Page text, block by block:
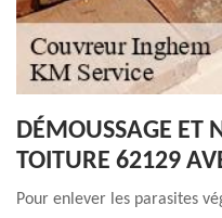
DÉMOUSSAGE ET
TOITURE 62129
Pour enlever les parasites